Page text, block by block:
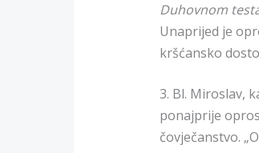
Duhovnom
Unaprijed je
kršćansko
3. Bl. Miroslav,
ponajprije
čovječanstvo.